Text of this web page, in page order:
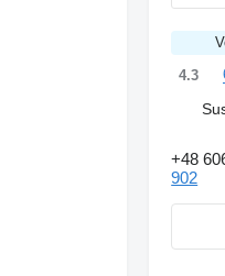
4.3
+48
902